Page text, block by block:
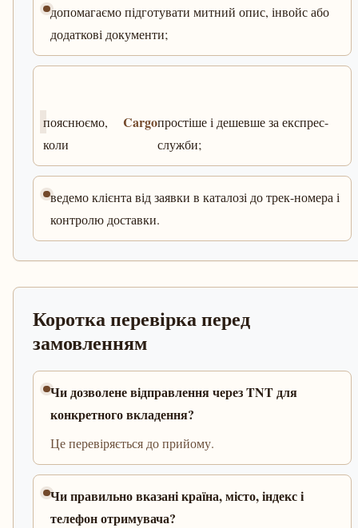
допомагаємо підготувати митний опис, інвойс або
додаткові документи;
пояснюємо,
коли
Cargoпростіше і дешевше за експрес-
служби;
ведемо клієнта від заявки в каталозі до трек-номера і
контролю доставки.
Коротка перевірка перед
замовленням
Чи дозволене відправлення через TNT для
конкретного вкладення?
Це перевіряється до прийому.
Чи правильно вказані країна, місто, індекс і
телефон отримувача?